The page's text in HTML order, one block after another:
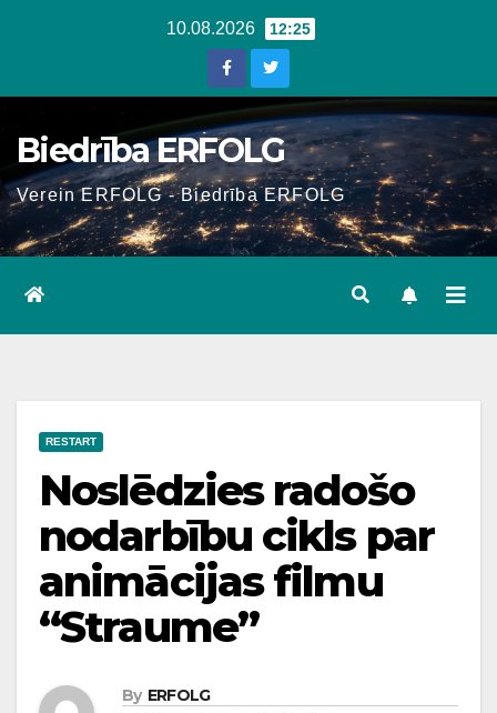
10.08.2026 12:25
Biedrība ERFOLG
Verein ERFOLG - Biedrība ERFOLG
RESTART
Noslēdzies radošo
nodarbību cikls par
animācijas filmu
“Straume”
By ERFOLG